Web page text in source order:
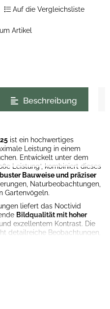
Artikel
Auf die Vergleichsliste
Beschreibung
ist ein hochwertiges
Leistung in einem
Entwickelt unter dem
Leistung“, kombiniert dieses
Bauweise und präziser
Naturbeobachtungen,
Gartenvögeln.
liefert das Noctivid
Bildqualität mit hoher
exzellentem Kontrast. Die
detailreiche Beobachtungen,